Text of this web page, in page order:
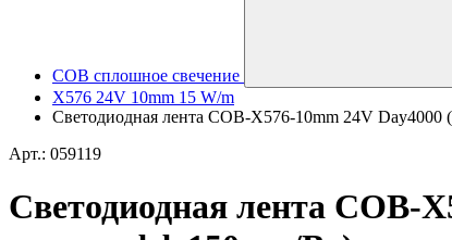
COB сплошное свечение
X576 24V 10mm 15 W/m
Светодиодная лента COB-X576-10mm 24V
Арт.: 059119
Светодиодная лента COB-